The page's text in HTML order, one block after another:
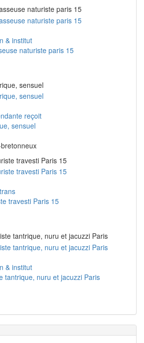
& institut
naturiste paris 15
reçoit
sensuel
travesti Paris 15
& institut
tantrique, nuru et jacuzzi Paris